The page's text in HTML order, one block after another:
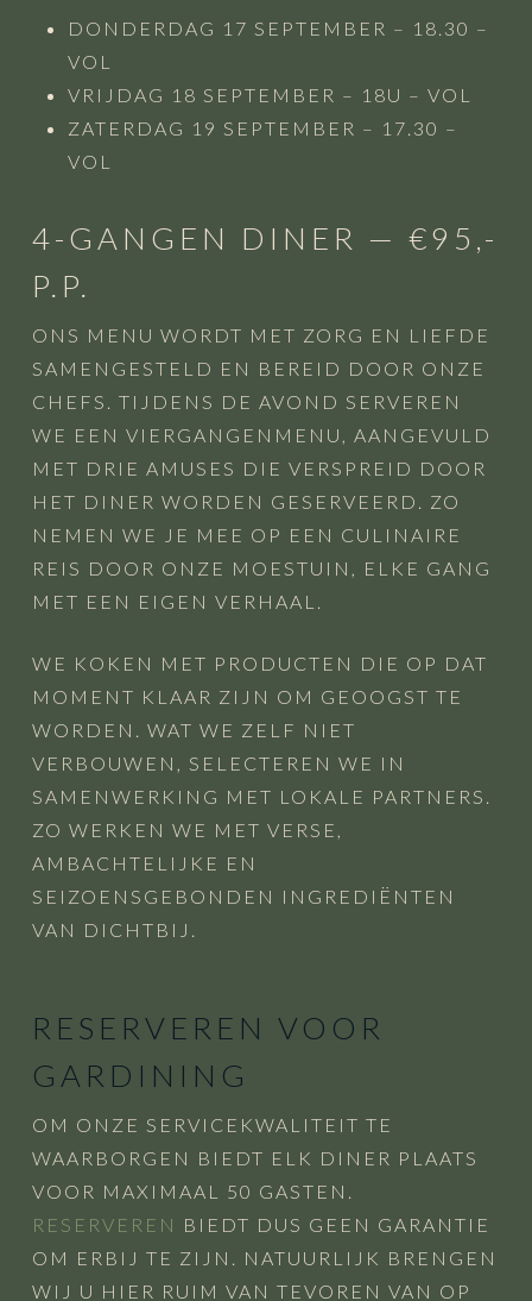
DONDERDAG 17 SEPTEMBER – 18.30 –
VOL
VRIJDAG 18 SEPTEMBER – 18U – VOL
ZATERDAG 19 SEPTEMBER – 17.30 –
VOL
4-GANGEN DINER — €95,-
P.P.
ONS MENU WORDT MET ZORG EN LIEFDE
SAMENGESTELD EN BEREID DOOR ONZE
CHEFS. TIJDENS DE AVOND SERVEREN
WE EEN VIERGANGENMENU, AANGEVULD
MET DRIE AMUSES DIE VERSPREID DOOR
HET DINER WORDEN GESERVEERD. ZO
NEMEN WE JE MEE OP EEN CULINAIRE
REIS DOOR ONZE MOESTUIN, ELKE GANG
MET EEN EIGEN VERHAAL.
WE KOKEN MET PRODUCTEN DIE OP DAT
MOMENT KLAAR ZIJN OM GEOOGST TE
WORDEN. WAT WE ZELF NIET
VERBOUWEN, SELECTEREN WE IN
SAMENWERKING MET LOKALE PARTNERS.
ZO WERKEN WE MET VERSE,
AMBACHTELIJKE EN
SEIZOENSGEBONDEN INGREDIËNTEN
VAN DICHTBIJ.
RESERVEREN VOOR
GARDINING
OM ONZE SERVICEKWALITEIT TE
WAARBORGEN BIEDT ELK DINER PLAATS
VOOR MAXIMAAL 50 GASTEN.
RESERVEREN BIEDT DUS GEEN GARANTIE
OM ERBIJ TE ZIJN. NATUURLIJK BRENGEN
WIJ U HIER RUIM VAN TEVOREN VAN OP